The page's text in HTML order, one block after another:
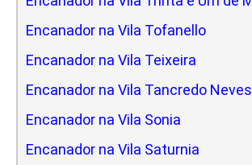
Encanador na Vila Tofanello
Encanador na Vila Teixeira
Encanador na Vila Tancredo Neves
Encanador na Vila Sonia
Encanador na Vila Saturnia